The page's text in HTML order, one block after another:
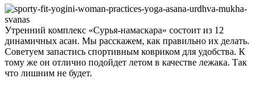
Утренний комплекс «Сурья-намаскара» состоит из 12
динамичных асан. Мы расскажем, как правильно их делать.
Советуем запастись спортивным ковриком для удобства. К
тому же он отлично подойдет летом в качестве лежака. Так
что лишним не будет.